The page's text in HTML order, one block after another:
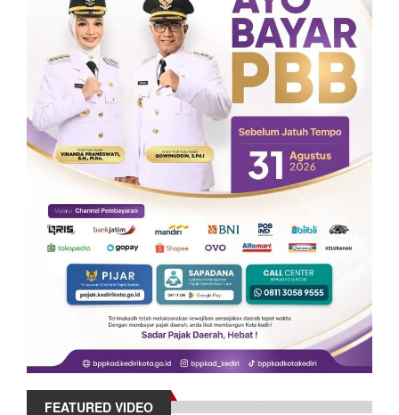
FEATURED VIDEO